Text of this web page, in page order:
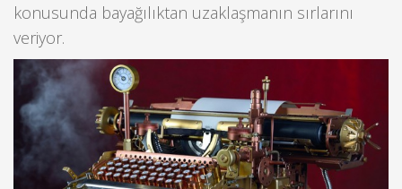
konusunda bayağılıktan uzaklaşmanın sırlarını
veriyor.